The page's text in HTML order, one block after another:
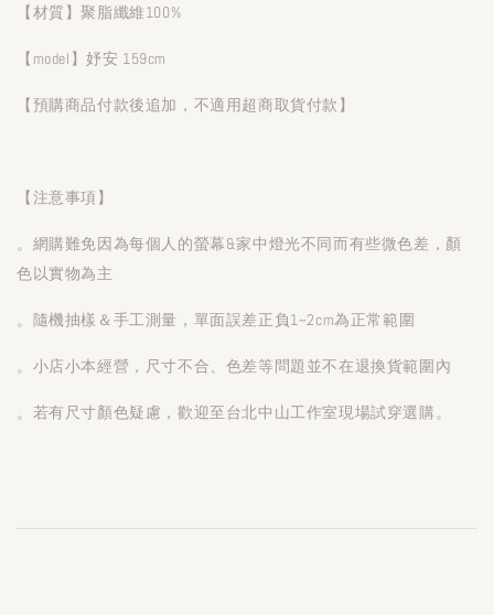
【材質】聚脂纖維100%
【model】妤安 159cm
【預購商品付款後追加，不適用超商取貨付款】
【注意事項】
。網購難免因為每個人的螢幕&家中燈光不同而有些微色差，顏
色以實物為主
。隨機抽樣＆手工測量，單面誤差正負1~2cm為正常範圍
。小店小本經營，尺寸不合、色差等問題並不在退換貨範圍內
。若有尺寸顏色疑慮，歡迎至台北中山工作室現場試穿選購。